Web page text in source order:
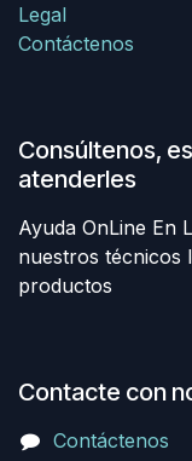
Legal
Contáctenos
Consúltenos,
atenderles
Ayuda OnLine En
nuestros técnicos
productos
Contacte con
Contáctenos